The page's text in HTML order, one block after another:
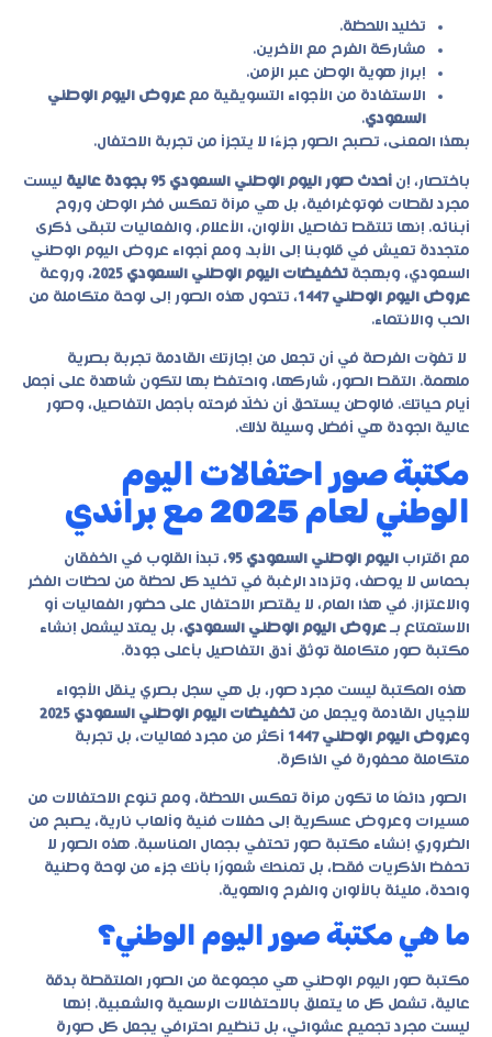
تخليد اللحظة.
مشاركة الفرح مع الآخرين.
إبراز هوية الوطن عبر الزمن.
الاستفادة من الأجواء التسويقية مع عروض اليوم الوطني
السعودي.
بهذا المعنى، تصبح الصور جزءًا لا يتجزأ من تجربة الاحتفال.
باختصار، إن أحدث صور اليوم الوطني السعودي 95 بجودة عالية
ليست
مجرد لقطات فوتوغرافية، بل هي مرآة تعكس فخر الوطن وروح
أبنائه. إنها تلتقط تفاصيل الألوان، الأعلام، والفعاليات لتبقى ذكرى
متجددة تعيش في قلوبنا إلى الأبد. ومع أجواء عروض اليوم الوطني
السعودي، وبهجة تخفيضات اليوم الوطني السعودي 2025
، وروعة
عروض اليوم الوطني 1447
، تتحول هذه الصور إلى لوحة متكاملة من
الحب والانتماء.
لا تفوّت الفرصة في أن تجعل من إجازتك القادمة تجربة بصرية
ملهمة. التقط الصور، شاركها، واحتفظ بها لتكون شاهدة على أجمل
أيام حياتك. فالوطن يستحق أن نخلّد فرحته بأجمل التفاصيل، وصور
عالية الجودة هي أفضل وسيلة لذلك.
مكتبة صور احتفالات اليوم
الوطني لعام 2025 مع براندي
مع اقتراب اليوم الوطني السعودي 95
، تبدأ القلوب في الخفقان
بحماس لا يوصف، وتزداد الرغبة في تخليد كل لحظة من لحظات الفخر
والاعتزاز. في هذا العام، لا يقتصر الاحتفال على حضور الفعاليات أو
الاستمتاع بـ عروض اليوم الوطني السعودي، بل يمتد ليشمل إنشاء
مكتبة صور متكاملة توثق أدق التفاصيل بأعلى جودة.
هذه المكتبة ليست مجرد صور، بل هي سجل بصري ينقل الأجواء
للأجيال القادمة ويجعل من تخفيضات اليوم الوطني السعودي 2025
وعروض اليوم الوطني 1447
أكثر من مجرد فعاليات، بل تجربة
متكاملة محفورة في الذاكرة.
الصور دائمًا ما تكون مرآة تعكس اللحظة، ومع تنوع الاحتفالات من
مسيرات وعروض عسكرية إلى حفلات فنية وألعاب نارية، يصبح من
الضروري إنشاء مكتبة صور تحتفي بجمال المناسبة. هذه الصور لا
تحفظ الذكريات فقط، بل تمنحك شعورًا بأنك جزء من لوحة وطنية
واحدة، مليئة بالألوان والفرح والهوية.
ما هي مكتبة صور اليوم الوطني؟
مكتبة صور اليوم الوطني هي مجموعة من الصور الملتقطة بدقة
عالية، تشمل كل ما يتعلق بالاحتفالات الرسمية والشعبية. إنها
ليست مجرد تجميع عشوائي، بل تنظيم احترافي يجعل كل صورة